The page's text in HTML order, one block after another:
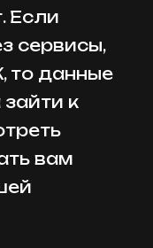
Если
сервисы,
то данные
к
вам